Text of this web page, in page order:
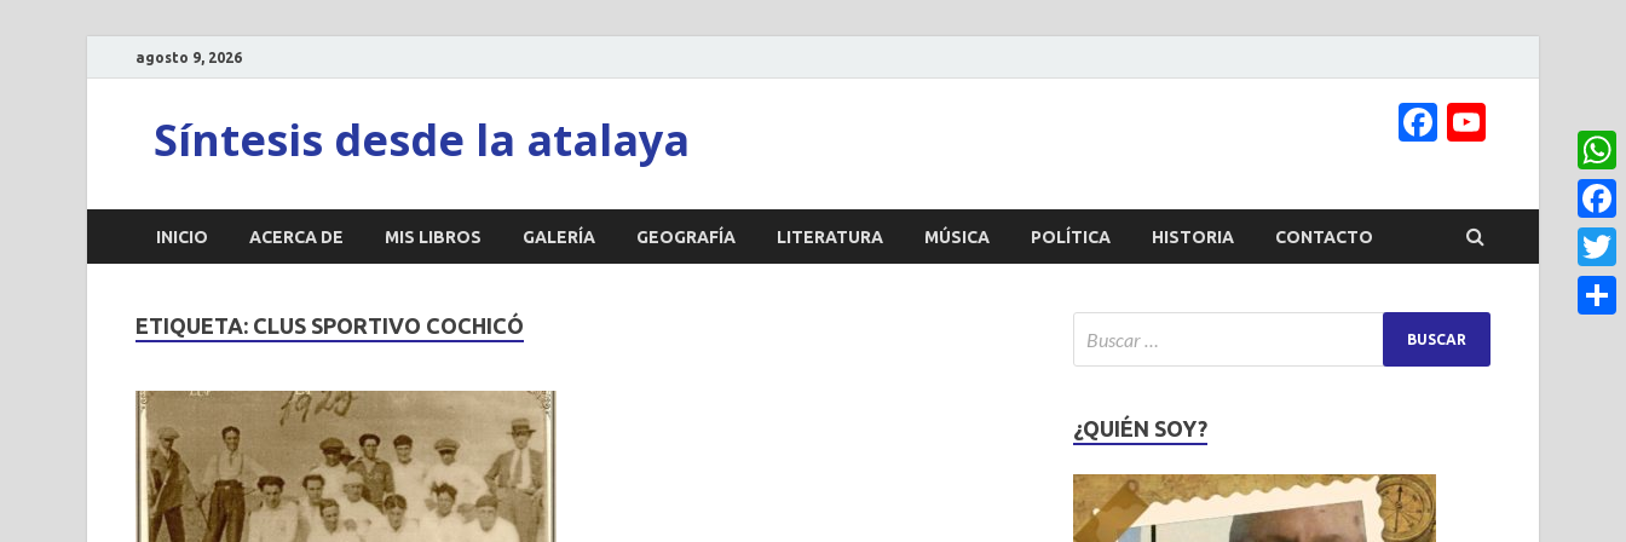
agosto 9, 2026
Síntesis desde la atalaya Facebook
Channel
INICIO ACERCA DE MIS LIBROS GALERÍA GEOGRAFÍA LITERATURA MÚSICA POLÍTICA HISTORIA CONTACTO
ETIQUETA: CLUS SPORTIVO COCHICÓ
¿QUIÉN SOY?